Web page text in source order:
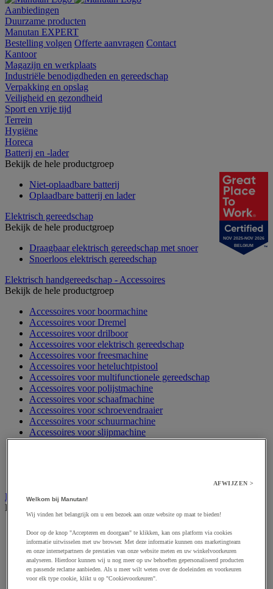
Aanbiedingen
Duurzame producten
Manutan EXPERT
Bestelling volgen Offerte aanvragen Contact
Kantoor
Magazijn en werkplaats
Industriële benodigdheden en gereedschap
Verpakking en opslag
Veiligheid en gezondheid
Sport en vrije tijd
Terrein
Hygiëne
Horeca
Batterij en -lader
Bekijk de hele productgroep
Niet-oplaadbare batterij
Oplaadbare batterij en lader
Elektrisch gereedschap
Bekijk de hele productgroep
Draagbaar elektrisch gereedschap met snoer
Snoerloos elektrisch gereedschap
Elektrisch handgereedschap - Accessoires
Bekijk de hele productgroep
Accessoires voor boormachine
Accessoires voor Dremel
Accessoires voor drilboor
Accessoires voor elektrisch gereedschap
Accessoires voor freesmachine
Accessoires voor heteluchtpistool
Accessoires voor multifunctionele gereedschap
Accessoires voor polijstmachine
Accessoires voor schaafmachine
Accessoires voor schroevendraaier
Accessoires voor schuurmachine
Accessoires voor slijpmachine
Accessoires voor snij- en snoeigereedschap
Elektrische toebehoren en verlichting
Bekijk de hele productgroep
Accessoires voor elektrisch schakelpaneel
Batterij, oplader en kabel
Elektrische kabel
Elektrische uitrusting
Verlengsnoer, stekkerdoos en kapelhaspel
Wandcontactdoos en schakelaar
NOV 2025-NOV 2026
BELGIUM
AFWIJZEN >
Welkom bij Manutan!
Wij vinden het belangrijk om u een bezoek aan onze website op maat te bieden!
Door op de knop "Accepteren en doorgaan" te klikken, kan ons platform via cookies
informatie uitwisselen met uw browser. Met deze informatie kunnen ons marketingteam
en onze internetpartners de prestaties van onze website meten en uw winkelvoorkeuren
analyseren. Hierdoor kunnen wij u nog meer op uw behoeften gepersonaliseerd producten
en passende reclame aanbieden. Als u meer wilt weten over de doeleinden en voorkeuren
voor elk type cookie, klikt u op "Cookievoorkeuren".